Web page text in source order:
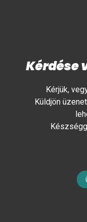
Kérdése
Kérjük,
Küldjön